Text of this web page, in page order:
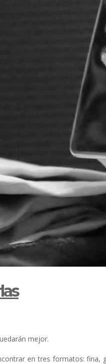
mejor.
en tres formatos: fina,